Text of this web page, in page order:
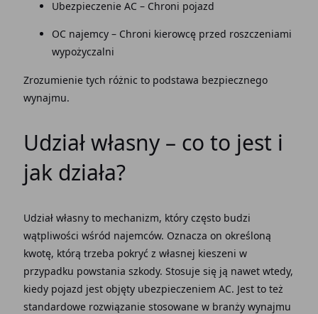
Ubezpieczenie AC – Chroni pojazd
OC najemcy– Chroni kierowcę przed roszczeniami
wypożyczalni
Zrozumienie tych różnic to podstawa bezpiecznego
wynajmu.
Udział własny – co to jest i
jak działa?
Udział własny to mechanizm, który często budzi
wątpliwości wśród najemców. Oznacza on określoną
kwotę, którą trzeba pokryć z własnej kieszeni w
przypadku powstania szkody. Stosuje się ją nawet wtedy,
kiedy pojazd jest objęty ubezpieczeniem AC. Jest to też
standardowe rozwiązanie stosowane w branży wynajmu